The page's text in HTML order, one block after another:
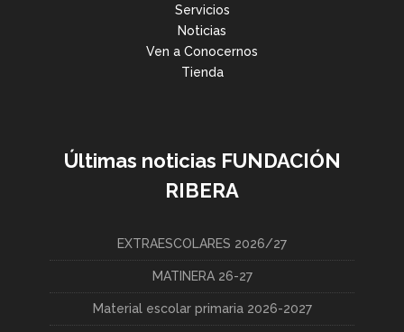
Servicios
Noticias
Ven a Conocernos
Tienda
Últimas noticias FUNDACIÓN
RIBERA
EXTRAESCOLARES 2026/27
MATINERA 26-27
Material escolar primaria 2026-2027